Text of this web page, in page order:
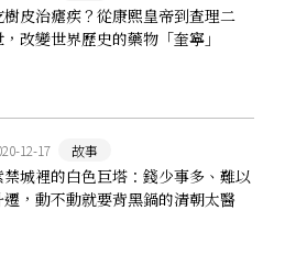
樹皮治瘧疾？從康熙皇帝到查理二
，改變世界歷史的藥物「奎寧」
12-17 故事
禁城裡的白色巨塔：錢少事多、難以
遷，動不動就要背黑鍋的清朝太醫